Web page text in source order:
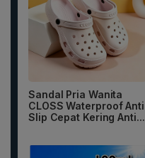
Sandal Pria Wanita
CLOSS Waterproof Anti
Slip Cepat Kering Anti...